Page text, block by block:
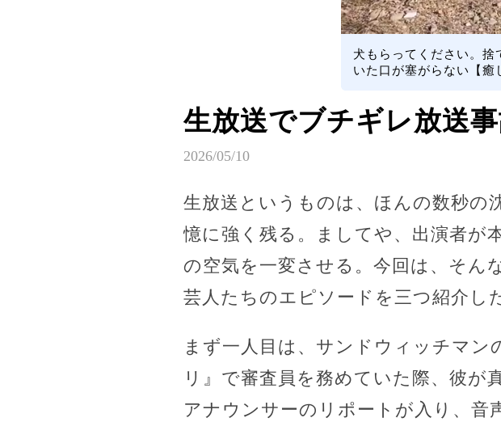
犬もらってください。捨
いた口が塞がらない【癒
生放送でブチギレ放送
2026/05/10
生放送というものは、ほんの数秒の
憶に強く残る。ましてや、出演者が
の空気を一変させる。今回は、そん
芸人たちのエピソードを三つ紹介し
まず一人目は、サンドウィッチマ
リ』で審査員を務めていた際、彼が
アナウンサーのリポートが入り、音